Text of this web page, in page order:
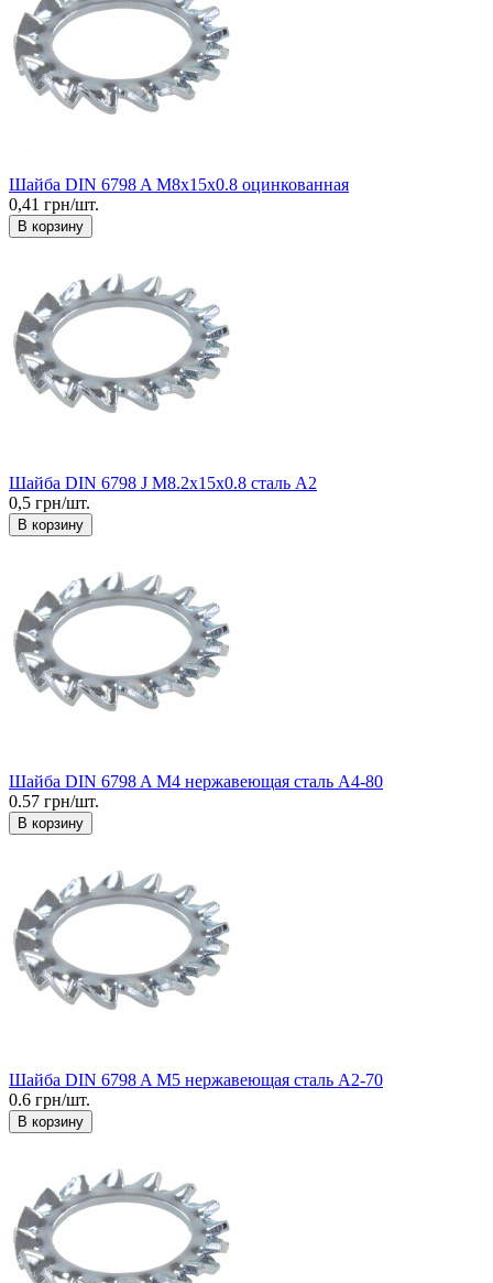
Шайба DIN 6798 A М8x15x0.8 оцинкованная
0,41 грн/шт.
В корзину
Шайба DIN 6798 J М8.2x15x0.8 сталь А2
0,5 грн/шт.
В корзину
Шайба DIN 6798 A М4 нержавеющая сталь А4-80
0.57 грн/шт.
В корзину
Шайба DIN 6798 A М5 нержавеющая сталь А2-70
0.6 грн/шт.
В корзину